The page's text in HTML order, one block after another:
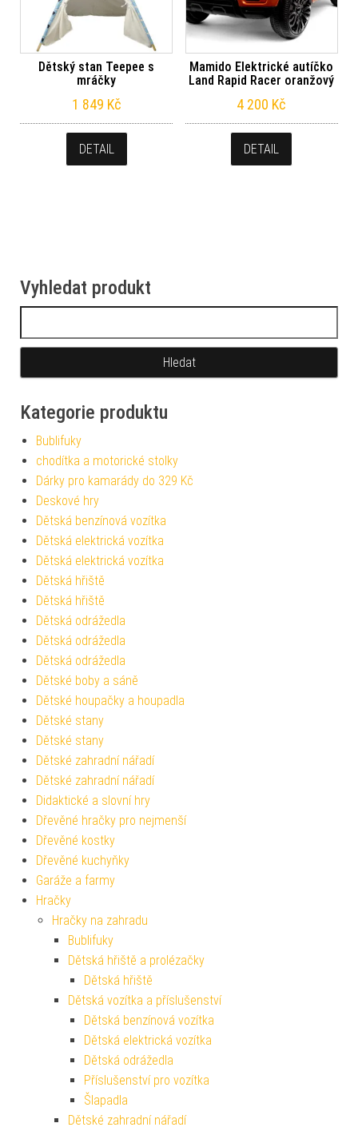
Dětský stan Teepee s
mráčky
1 849 Kč
DETAIL
Mamido Elektrické autíčko
Land Rapid Racer oranžový
4 200 Kč
DETAIL
Vyhledat produkt
Kategorie produktu
Bublifuky
chodítka a motorické stolky
Dárky pro kamarády do 329 Kč
Deskové hry
Dětská benzínová vozítka
Dětská elektrická vozítka
Dětská elektrická vozítka
Dětská hřiště
Dětská hřiště
Dětská odrážedla
Dětská odrážedla
Dětská odrážedla
Dětské boby a sáně
Dětské houpačky a houpadla
Dětské stany
Dětské stany
Dětské zahradní nářadí
Dětské zahradní nářadí
Didaktické a slovní hry
Dřevěné hračky pro nejmenší
Dřevěné kostky
Dřevěné kuchyňky
Garáže a farmy
Hračky
Hračky na zahradu
Bublifuky
Dětská hřiště a prolézačky
Dětská hřiště
Dětská vozítka a příslušenství
Dětská benzínová vozítka
Dětská elektrická vozítka
Dětská odrážedla
Příslušenství pro vozítka
Šlapadla
Dětské zahradní nářadí